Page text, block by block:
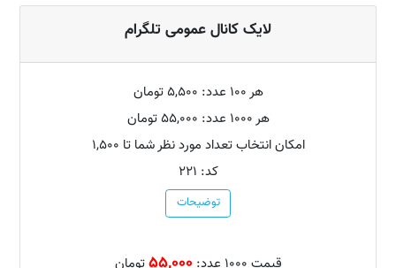
لایک کانال عمومی تلگرام
هر 100 عدد: 5,500 تومان
هر 1000 عدد: 55,000 تومان
امکان انتخاب تعداد مورد نظر شما تا 1,500
کد: 221
توضیحات
قیمت 1000 عدد: تومان